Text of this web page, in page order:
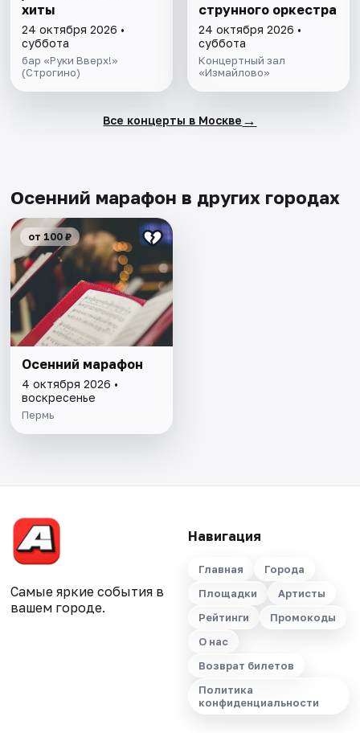
хиты
24 октября 2026 •
суббота
бар «Руки Вверх!»
(Строгино)
струнного оркестра
24 октября 2026 •
суббота
Концертный зал
«Измайлово»
Все концерты в Москве →
Осенний марафон в других городах
от 100 ₽
Осенний марафон
4 октября 2026 •
воскресенье
Пермь
Самые яркие события в
вашем городе.
Навигация
Главная
Города
Площадки
Артисты
Рейтинги
Промокоды
О нас
Возврат билетов
Политика
конфиденциальности